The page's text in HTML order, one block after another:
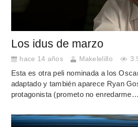
Los idus de marzo
hace 14 años Makelelillo
Esta es otra peli nominada a los
adaptado y también aparece Ryan
protagonista (prometo no enredarme…